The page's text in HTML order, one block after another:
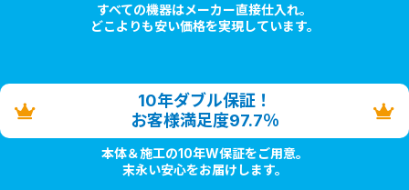
すべての機器はメーカー直接仕入れ。
どこよりも安い価格を実現しています。
10年ダブル保証！
お客様満足度97.7％
本体＆施工の10年W保証をご用意。
末永い安心をお届けします。